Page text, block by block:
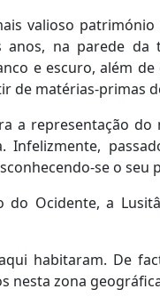
valioso
na parede
e escuro, além
de matérias-primas
a representação
Infelizmente,
se o seu
do Ocidente, a
habitaram. De
zona